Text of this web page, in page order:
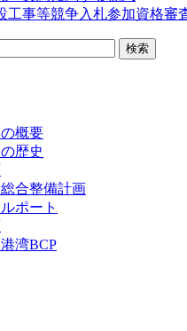
工事等競争入札参加資格審
概要
歴史
合整備計画
ポート
湾BCP